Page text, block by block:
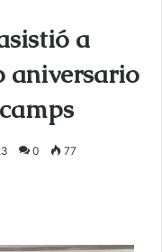
a
aniversario
0 77